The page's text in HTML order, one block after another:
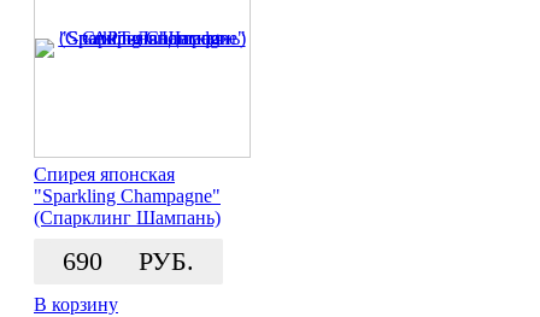
Спирея японская
"Sparkling Champagne"
(Спарклинг Шампань)
690 РУБ.
В корзину